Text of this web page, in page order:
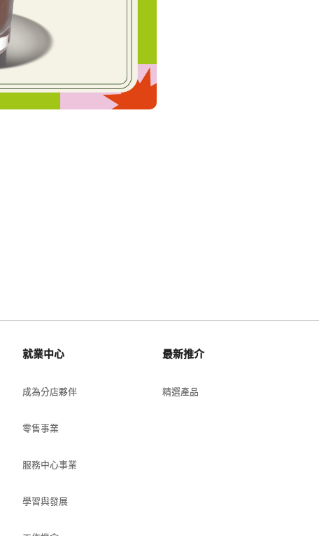
就業中心
成為分店夥伴
零售事業
服務中心事業
學習與發展
最新推介
精選產品